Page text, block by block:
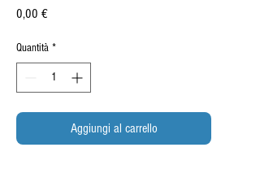
0,00 €Prezzo
Quantità *
Aggiungi al carrello